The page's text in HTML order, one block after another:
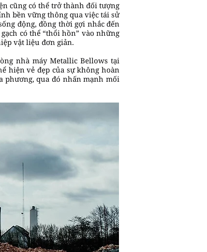
cũng có thể trở thành đối tượng
bền vững thông qua việc tái sử
động, đồng thời gợi nhắc đến
có thể “thổi hồn” vào những
vật liệu đơn giản.
nhà máy Metallic Bellows tại
hiện vẻ đẹp của sự không hoàn
phương, qua đó nhấn mạnh mối